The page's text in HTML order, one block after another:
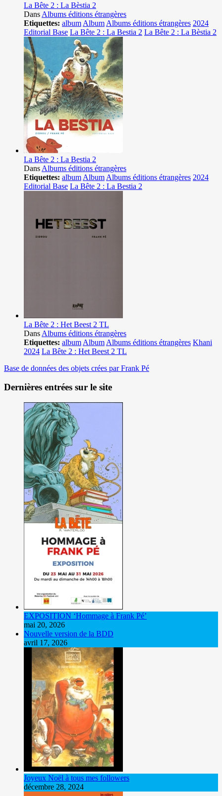
La Bête 2 : La Bèstia 2
Dans Albums éditions étrangères
Etiquettes: album Album Albums éditions étrangères 2024
Editorial Base La Bête 2 : La Bestia 2 La Bête 2 : La Bèstia 2
La Bête 2 : La Bestia 2
Dans Albums éditions étrangères
Etiquettes: album Album Albums éditions étrangères 2024
Editorial Base La Bête 2 : La Bestia 2
La Bête 2 : Het Beest 2 TL
Dans Albums éditions étrangères
Etiquettes: album Album Albums éditions étrangères Khani
2024 La Bête 2 : Het Beest 2 TL
Base de données des objets crées par Frank Pé
Dernières entrées sur le site
EXPOSITION ‘Hommage à Frank Pé’
mai 20, 2026
Nouvelle version de la BDD
avril 17, 2026
Joyeux Noël à tous mes followers
décembre 28, 2024